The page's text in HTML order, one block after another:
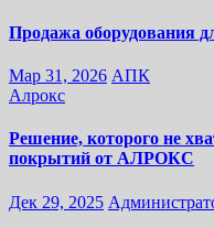
Продажа оборудования
Мар 31, 2026 АПК
Алрокс
Решение, которого не
покрытий от АЛРОКС
Дек 29, 2025